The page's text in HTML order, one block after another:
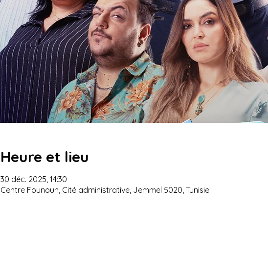
Heure et lieu
30 déc. 2025, 14:30
Centre Founoun, Cité administrative, Jemmel 5020, Tunisie